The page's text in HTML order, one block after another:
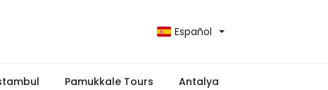
Español
Pamukkale Tours Antalya